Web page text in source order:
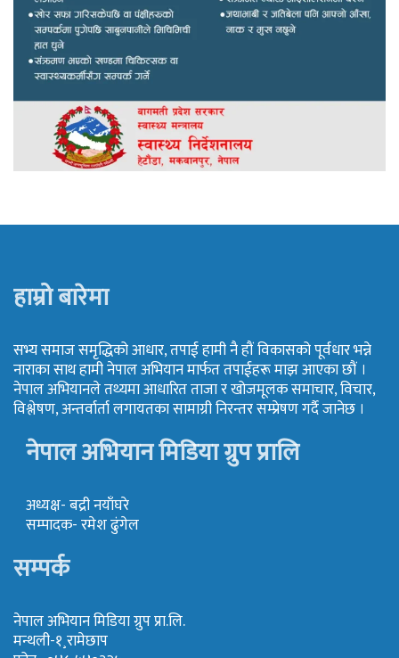
हाम्रो बारेमा
सभ्य समाज समृद्धिको आधार, तपाई हामी नै हौं विकासको पूर्वधार भन्ने
नाराका साथ हामी नेपाल अभियान मार्फत तपाईहरू माझ आएका छौं ।
नेपाल अभियानले तथ्यमा आधारित ताजा र खोजमूलक समाचार, विचार,
विश्लेषण, अन्तर्वार्ता लगायतका सामाग्री निरन्तर सम्प्रेषण गर्दै जानेछ ।
नेपाल अभियान मिडिया ग्रुप प्रालि
अध्यक्ष- बद्री नयाँघरे
सम्पादक- रमेश ढुंगेल
सम्पर्क
नेपाल अभियान मिडिया ग्रुप प्रा.लि.
मन्थली-१¸रामेछाप